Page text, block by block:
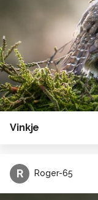
Vinkje
R Roger-65